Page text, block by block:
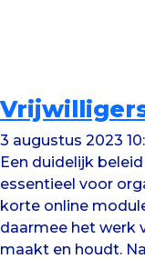
3 augustus 2023
Een duidelijk
essentieel voor
korte online
daarmee het werk
maakt en houdt.